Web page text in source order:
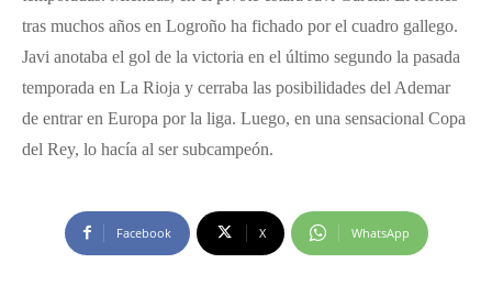
tras muchos años en Logroño ha fichado por el cuadro gallego.
Javi anotaba el gol de la victoria en el último segundo la pasada
temporada en La Rioja y cerraba las posibilidades del Ademar
de entrar en Europa por la liga. Luego, en una sensacional Copa
del Rey, lo hacía al ser subcampeón.
Facebook X WhatsApp